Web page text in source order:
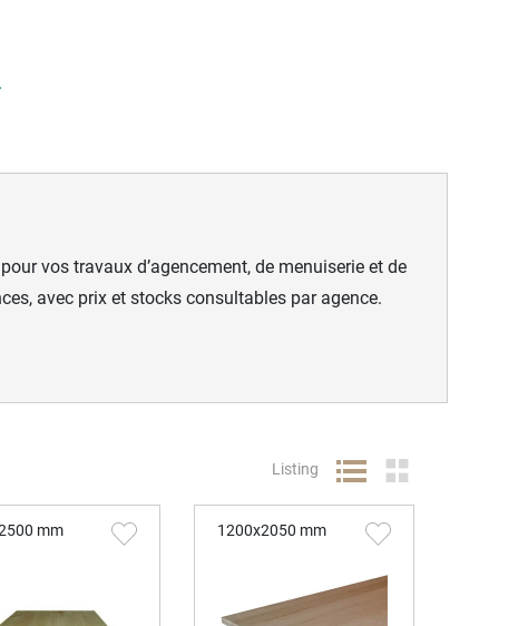
vos travaux d’agencement, de menuiserie et de
avec prix et stocks consultables par agence.
Listing
mm 1200x2050 mm